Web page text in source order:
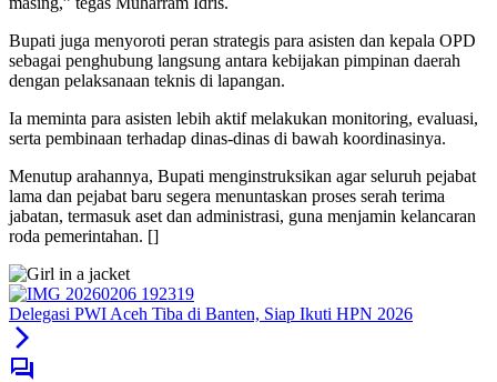
Bupati juga menyoroti peran strategis para asisten dan kepala OPD
sebagai penghubung langsung antara kebijakan pimpinan daerah
dengan pelaksanaan teknis di lapangan.
Ia meminta para asisten lebih aktif melakukan monitoring, evaluasi,
serta pembinaan terhadap dinas-dinas di bawah koordinasinya.
Menutup arahannya, Bupati menginstruksikan agar seluruh pejabat
lama dan pejabat baru segera menuntaskan proses serah terima
jabatan, termasuk aset dan administrasi, guna menjamin kelancaran
roda pemerintahan. []
Delegasi PWI Aceh Tiba di Banten, Siap Ikuti HPN 2026